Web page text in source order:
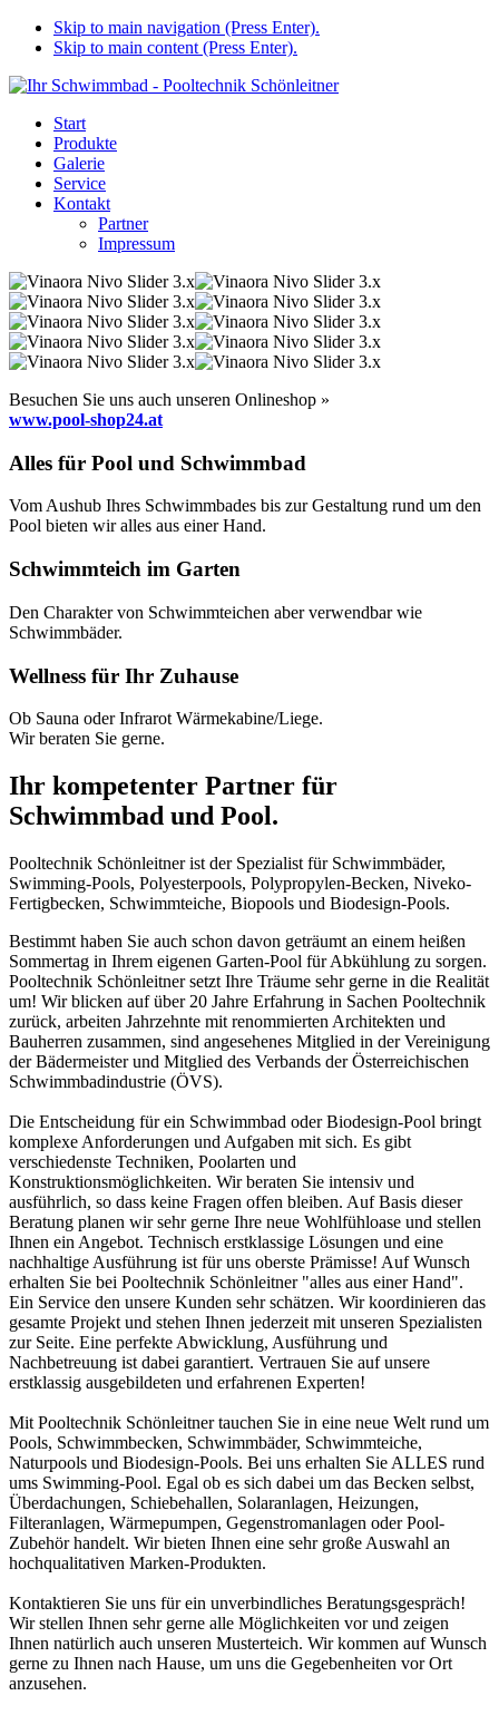
Skip to main navigation (Press Enter).
Skip to main content (Press Enter).
Start
Produkte
Galerie
Service
Kontakt
Partner
Impressum
Besuchen Sie uns auch unseren Onlineshop »
www.pool-shop24.at
Alles für Pool und Schwimmbad
Vom Aushub Ihres Schwimmbades bis zur Gestaltung rund um den
Pool bieten wir alles aus einer Hand.
Schwimmteich im Garten
Den Charakter von Schwimmteichen aber verwendbar wie
Schwimmbäder.
Wellness für Ihr Zuhause
Ob Sauna oder Infrarot Wärmekabine/Liege.
Wir beraten Sie gerne.
Ihr kompetenter Partner für
Schwimmbad und Pool.
Pooltechnik Schönleitner ist der Spezialist für Schwimmbäder,
Swimming-Pools, Polyesterpools, Polypropylen-Becken, Niveko-
Fertigbecken, Schwimmteiche, Biopools und Biodesign-Pools.
Bestimmt haben Sie auch schon davon geträumt an einem heißen
Sommertag in Ihrem eigenen Garten-Pool für Abkühlung zu sorgen.
Pooltechnik Schönleitner setzt Ihre Träume sehr gerne in die Realität
um! Wir blicken auf über 20 Jahre Erfahrung in Sachen Pooltechnik
zurück, arbeiten Jahrzehnte mit renommierten Architekten und
Bauherren zusammen, sind angesehenes Mitglied in der Vereinigung
der Bädermeister und Mitglied des Verbands der Österreichischen
Schwimmbadindustrie (ÖVS).
Die Entscheidung für ein Schwimmbad oder Biodesign-Pool bringt
komplexe Anforderungen und Aufgaben mit sich. Es gibt
verschiedenste Techniken, Poolarten und
Konstruktionsmöglichkeiten. Wir beraten Sie intensiv und
ausführlich, so dass keine Fragen offen bleiben. Auf Basis dieser
Beratung planen wir sehr gerne Ihre neue Wohlfühloase und stellen
Ihnen ein Angebot. Technisch erstklassige Lösungen und eine
nachhaltige Ausführung ist für uns oberste Prämisse! Auf Wunsch
erhalten Sie bei Pooltechnik Schönleitner "alles aus einer Hand".
Ein Service den unsere Kunden sehr schätzen. Wir koordinieren das
gesamte Projekt und stehen Ihnen jederzeit mit unseren Spezialisten
zur Seite. Eine perfekte Abwicklung, Ausführung und
Nachbetreuung ist dabei garantiert. Vertrauen Sie auf unsere
erstklassig ausgebildeten und erfahrenen Experten!
Mit Pooltechnik Schönleitner tauchen Sie in eine neue Welt rund um
Pools, Schwimmbecken, Schwimmbäder, Schwimmteiche,
Naturpools und Biodesign-Pools. Bei uns erhalten Sie ALLES rund
ums Swimming-Pool. Egal ob es sich dabei um das Becken selbst,
Überdachungen, Schiebehallen, Solaranlagen, Heizungen,
Filteranlagen, Wärmepumpen, Gegenstromanlagen oder Pool-
Zubehör handelt. Wir bieten Ihnen eine sehr große Auswahl an
hochqualitativen Marken-Produkten.
Kontaktieren Sie uns für ein unverbindliches Beratungsgespräch!
Wir stellen Ihnen sehr gerne alle Möglichkeiten vor und zeigen
Ihnen natürlich auch unseren Musterteich. Wir kommen auf Wunsch
gerne zu Ihnen nach Hause, um uns die Gegebenheiten vor Ort
anzusehen.